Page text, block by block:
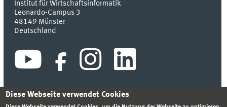
Institut für Wirtschaftsinformatik
Leonardo-Campus 3
48149 Münster
Deutschland
Diese Webseite verwendet Cookies